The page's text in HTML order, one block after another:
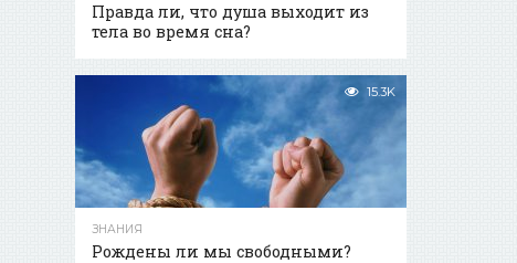
Правда ли, что душа выходит из
тела во время сна?
15.3K
ЗНАНИЯ
Рождены ли мы свободными?